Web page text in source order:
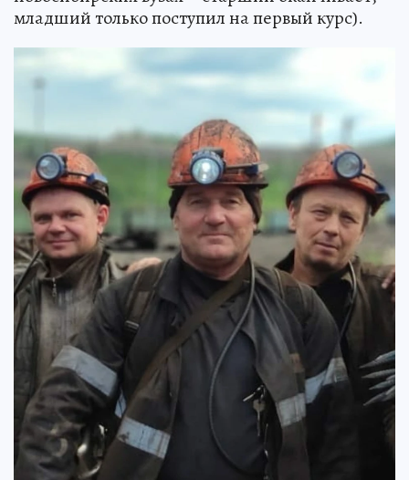
младший только поступил на первый курс).